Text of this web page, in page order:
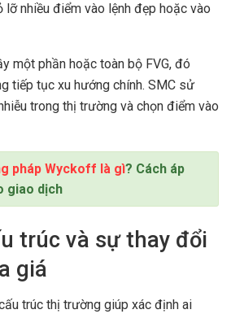
lỡ nhiều điểm vào lệnh đẹp hoặc vào
một phần hoặc toàn bộ FVG, đó
tiếp tục xu hướng chính. SMC sử
trong thị trường và chọn điểm vào
pháp Wyckoff là gì? Cách áp
giao dịch
trúc và sự thay đổi
giá
trúc thị trường giúp xác định ai